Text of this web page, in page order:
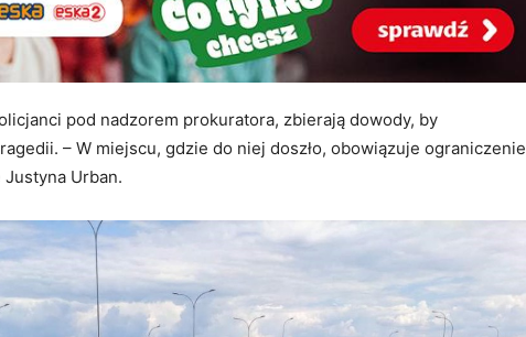
pod nadzorem prokuratora, zbierają dowody, by
– W miejscu, gdzie do niej doszło, obowiązuje ograniczenie
Urban.